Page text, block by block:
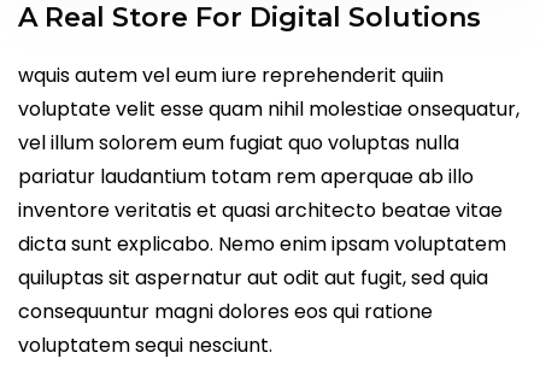
A Real Store For Digital Solutions
wquis autem vel eum iure reprehenderit quiin
voluptate velit esse quam nihil molestiae onsequatur,
vel illum solorem eum fugiat quo voluptas nulla
pariatur laudantium totam rem aperquae ab illo
inventore veritatis et quasi architecto beatae vitae
dicta sunt explicabo. Nemo enim ipsam voluptatem
quiluptas sit aspernatur aut odit aut fugit, sed quia
consequuntur magni dolores eos qui ratione
voluptatem sequi nesciunt.